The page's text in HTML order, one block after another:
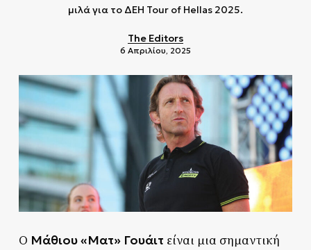
μιλά για το ΔΕΗ Tour of Hellas 2025.
The Editors
6 Απριλίου, 2025
Ο Μάθιου «Ματ» Γουάιτ είναι μια σημαντική